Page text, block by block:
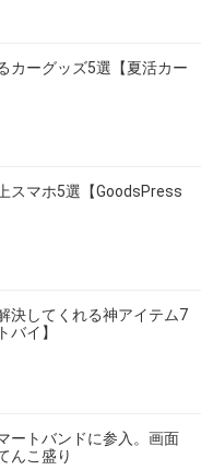
カーグッズ5選【夏活カー
スマホ5選【GoodsPress
決してくれる神アイテム7
バイ】
ートバンドに参入。画面
んこ盛り